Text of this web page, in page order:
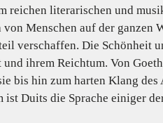
reichen literarischen und
Menschen auf der ganzen
verschaffen. Die Schönheit
ihrem Reichtum. Von
bis hin zum harten Klang
ist Duits die Sprache einiger